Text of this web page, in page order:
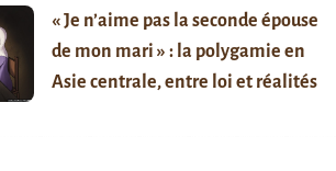
« Je n’aime pas la seconde épouse
de mon mari » : la polygamie en
Asie centrale, entre loi et réalités